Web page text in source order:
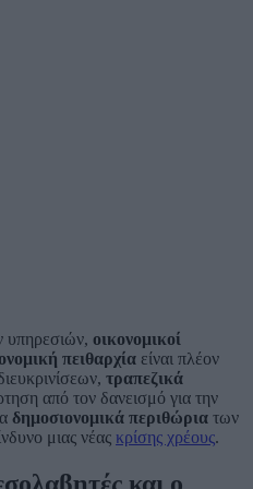
υπηρεσιών, οικονομικοί
πειθαρχία είναι πλέον
τραπεζικά
από τον δανεισμό για την
δημοσιονομικά περιθώρια των
μιας νέας κρίσης χρέους.
και ο